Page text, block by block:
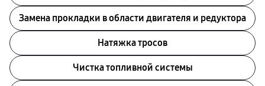
Замена прокладки в области двигателя и редуктора
Натяжка тросов
Чистка топливной системы